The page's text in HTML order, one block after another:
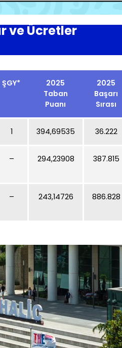
ve Ücretler
ŞGY*
2025
Taban
Puanı
2025
Başarı
Sırası
1 394,69535 36.222
– 294,23908 387.815
– 243,14726 886.828